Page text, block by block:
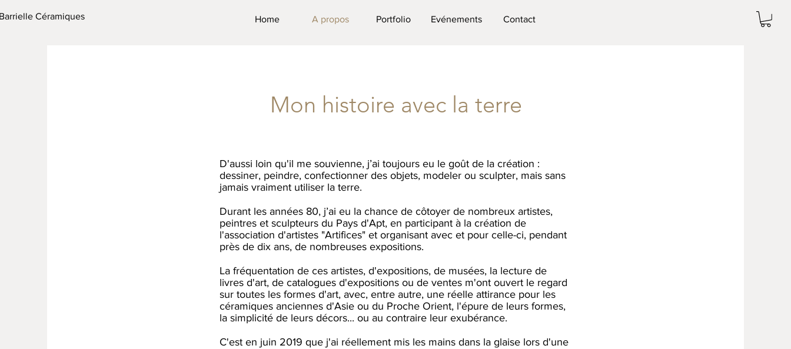
Céramiques Home A propos Portfolio Evénements Contact
Mon histoire avec la terre
D'aussi loin qu'il me souvienne, j’ai toujours eu le goût de la création :
dessiner, peindre, confectionner des objets, modeler ou sculpter, mais sans
jamais vraiment utiliser la terre.
Durant les années 80, j’ai eu la chance de côtoyer de nombreux artistes,
peintres et sculpteurs du Pays d'Apt, en participant à la création de
l'association d'artistes "Artifices" et organisant avec et pour celle-ci, pendant
près de dix ans, de nombreuses expositions.
La fréquentation de ces artistes, d'expositions, de musées, la lecture de
livres d'art, de catalogues d'expositions ou de ventes m'ont ouvert le regard
sur toutes les formes d'art, avec, entre autre, une réelle attirance pour les
céramiques anciennes d'Asie ou du Proche Orient, l'épure de leurs formes,
la simplicité de leurs décors... ou au contraire leur exubérance.
C'est en juin 2019 que j'ai réellement mis les mains dans la glaise lors d'une